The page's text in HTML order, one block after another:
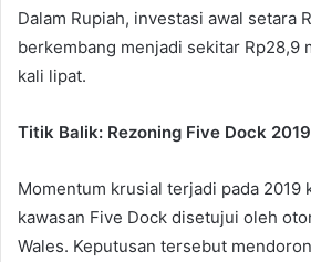
Dalam Rupiah, investasi awal setara
berkembang menjadi sekitar Rp28,9
kali lipat.
Titik Balik: Rezoning Five Dock 2019
Momentum krusial terjadi pada 2019
kawasan Five Dock disetujui oleh
Wales. Keputusan tersebut